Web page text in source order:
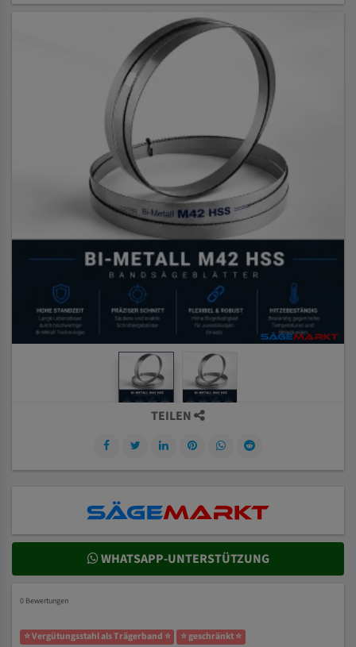
TEILEN
WHATSAPP-UNTERSTÜTZUNG
0 Bewertungen
⭐ Vergütungsstahl als Trägerband ⭐
⭐ geschränkt ⭐